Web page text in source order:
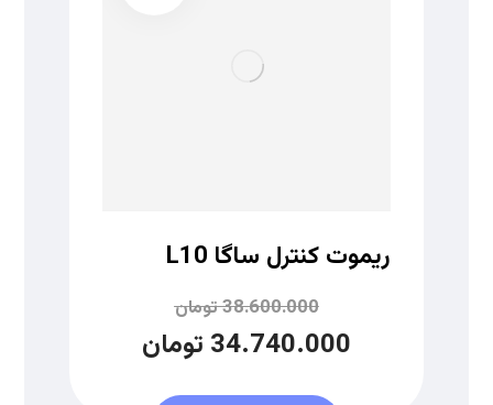
ریموت کنترل ساگا L10
38.600.000تومان
34.740.000 تومان